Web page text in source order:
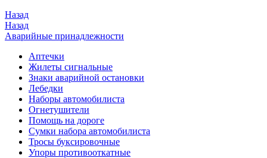
Назад
Назад
Аварийные принадлежности
Аптечки
Жилеты сигнальные
Знаки аварийной остановки
Лебедки
Наборы автомобилиста
Огнетушители
Помощь на дороге
Сумки набора автомобилиста
Тросы буксировочные
Упоры противооткатные